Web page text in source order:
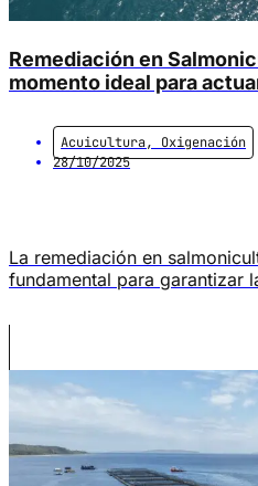
Remediación en
momento ideal para
Acuicultura, Oxigenación
28/10/2025
La remediación en
fundamental para garantizar
inevitablemente, durante el
acumulan en el fondo
ecosistema como son el